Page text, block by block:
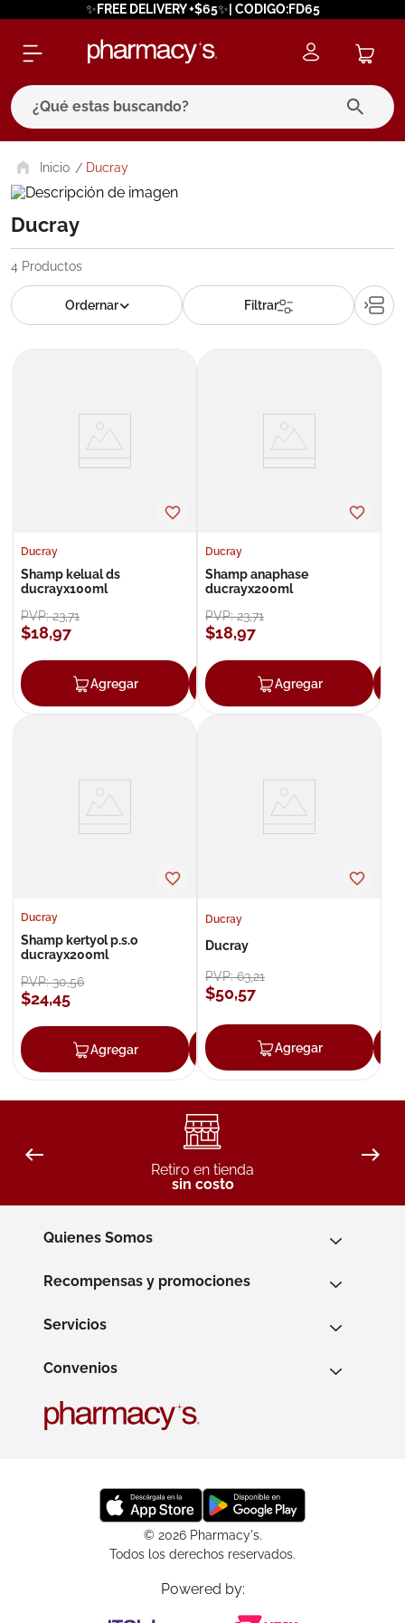
✨FREE DELIVERY +$65✨| CODIGO:FD65
¿Qué estas buscando?
Ducray
Ducray
4 Productos
Ducray
Shamp kelual ds
ducrayx100ml
PVP:23,71
$18,97
Agregar Agregar
Ducray
Shamp anaphase
ducrayx200ml
PVP:23,71
$18,97
Agregar
Ducray
Shamp kertyol p.s.o
ducrayx200ml
PVP:30,56
$24,45
Agregar Agregar
Ducray
Ducray
PVP:63,21
$50,57
Agregar
Retiro en tienda
sin costo
Quienes Somos
Recompensas y promociones
Servicios
Convenios
© 2026 Pharmacy's.
Todos los derechos reservados.
Powered by:
términos más buscados
1. eucerin
2. protector solar
3. pilexil
5. cerave
roche posay
pañales